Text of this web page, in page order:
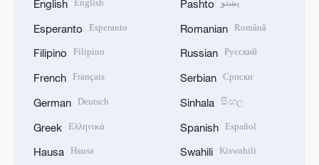
English
Esperanto Esperanto
Filipino Filipino
French Français
German Deutsch
Greek Ελληνικά
Hausa Hausa
Pashto
Romanian Română
Russian Русский
Serbian Српски
Sinhala සිංහල
Spanish Español
Swahili Kiswahili